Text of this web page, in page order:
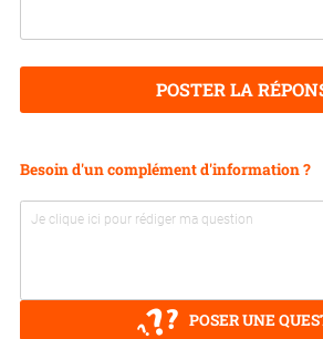
POSTER LA
Besoin d'un complément d'information ?
POSER UNE